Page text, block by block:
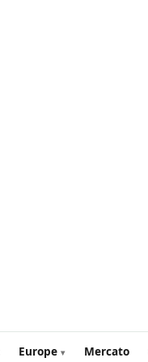
Europe Mercato